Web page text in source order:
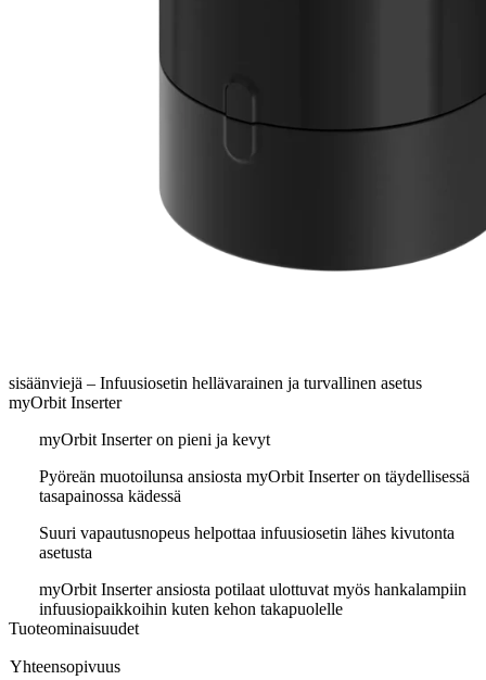
sisäänviejä – Infuusiosetin hellävarainen ja turvallinen asetus
myOrbit Inserter
myOrbit Inserter on pieni ja kevyt
Pyöreän muotoilunsa ansiosta myOrbit Inserter on täydellisessä
tasapainossa kädessä
Suuri vapautusnopeus helpottaa infuusiosetin lähes kivutonta
asetusta
myOrbit Inserter ansiosta potilaat ulottuvat myös hankalampiin
infuusiopaikkoihin kuten kehon takapuolelle
Tuoteominaisuudet
Yhteensopivuus